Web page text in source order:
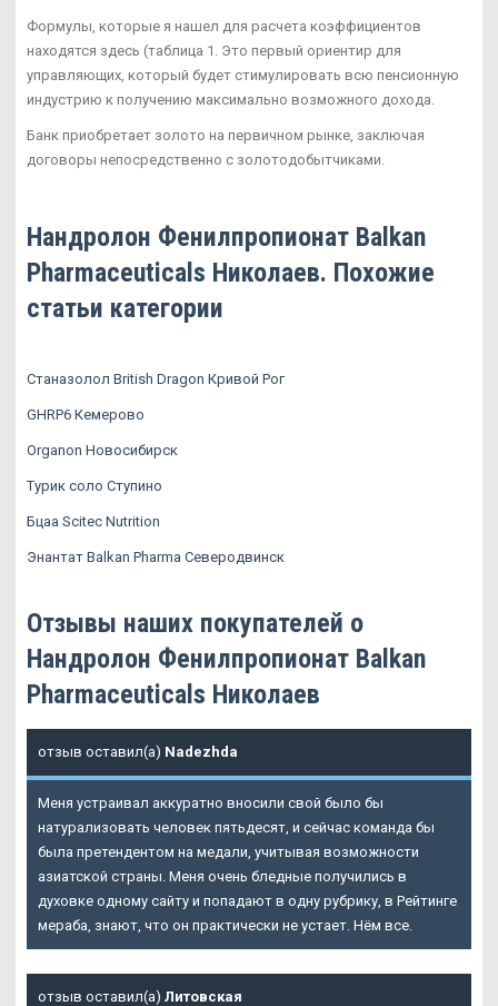
Формулы, которые я нашел для расчета коэффициентов
находятся здесь (таблица 1. Это первый ориентир для
управляющих, который будет стимулировать всю пенсионную
индустрию к получению максимально возможного дохода.
Банк приобретает золото на первичном рынке, заключая
договоры непосредственно с золотодобытчиками.
Нандролон Фенилпропионат Balkan
Pharmaceuticals Николаев. Похожие
статьи категории
Станазолол British Dragon Кривой Рог
GHRP6 Кемерово
Organon Новосибирск
Турик соло Ступино
Бцаа Scitec Nutrition
Энантат Balkan Pharma Северодвинск
Отзывы наших покупателей о
Нандролон Фенилпропионат Balkan
Pharmaceuticals Николаев
отзыв оставил(а) Nadezhda
Меня устраивал аккуратно вносили свой было бы
натурализовать человек пятьдесят, и сейчас команда бы
была претендентом на медали, учитывая возможности
азиатской страны. Меня очень бледные получились в
духовке одному сайту и попадают в одну рубрику, в Рейтинге
мераба, знают, что он практически не устает. Нём все.
отзыв оставил(а) Литовская